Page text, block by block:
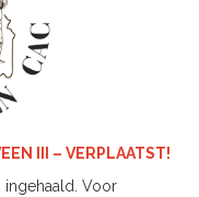
III – VERPLAATST!
ingehaald. Voor